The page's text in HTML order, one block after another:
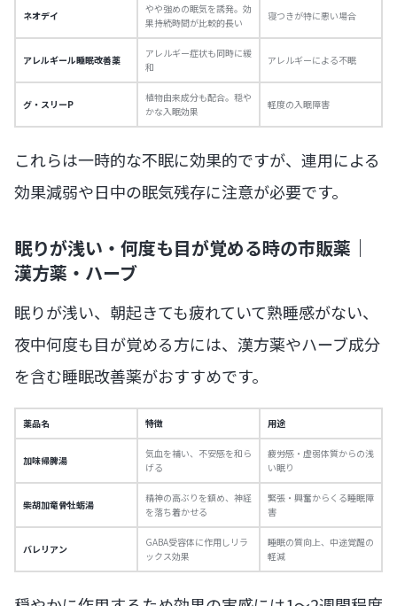
ネオデイ
やや強めの眠気を誘発。効
果持続時間が比較的長い
寝つきが特に悪い場合
アレルギール睡眠改善薬
アレルギー症状も同時に緩
和
アレルギーによる不眠
グ・スリーP
植物由来成分も配合。穏や
かな入眠効果
軽度の入眠障害
これらは一時的な不眠に効果的ですが、連用による
効果減弱や日中の眠気残存に注意が必要です。
眠りが浅い・何度も目が覚める時の市販薬｜
漢方薬・ハーブ
眠りが浅い、朝起きても疲れていて熟睡感がない、
夜中何度も目が覚める方には、漢方薬やハーブ成分
を含む睡眠改善薬がおすすめです。
薬品名 特徴 用途
加味帰脾湯
気血を補い、不安感を和ら
げる
疲労感・虚弱体質からの浅
い眠り
柴胡加竜骨牡蛎湯
精神の高ぶりを鎮め、神経
を落ち着かせる
緊張・興奮からくる睡眠障
害
バレリアン
GABA受容体に作用しリラ
ックス効果
睡眠の質向上、中途覚醒の
軽減